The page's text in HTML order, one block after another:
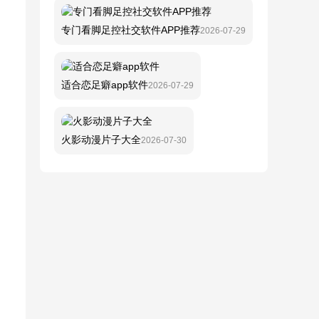
专门看脚足控社交软件APP推荐2026-07-29
适合恋足癖app软件2026-07-29
火影动漫片子大全2026-07-30